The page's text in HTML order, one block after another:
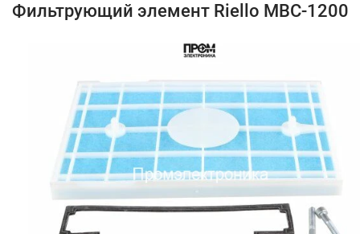
Фильтрующий элемент Riello MBC-1200